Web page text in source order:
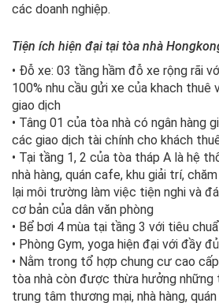
các doanh nghiệp.
Tiện ích hiện đại tại tòa nhà
• Đỗ xe: 03 tầng hầm đỗ xe rộng rãi
100% nhu cầu gửi xe của khach
giao dịch
• Tâng 01 của tòa nhà có ngân hàng
các giao dịch tài chính cho khách
• Tại tầng 1, 2 của tòa tháp A là hệ
nhà hàng, quán cafe, khu giải trí,
lại môi trường làm việc tiện nghi và
cơ bản của dân văn phòng
• Bể bơi 4 mùa tại tầng 3 với tiêu
• Phòng Gym, yoga hiện đại với đầy
• Nằm trong tổ hợp chung cư cao
tòa nhà còn được thừa hưởng những
trung tâm thương mại, nhà hàng,